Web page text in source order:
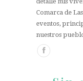
Comarca de
eventos,
nuestros